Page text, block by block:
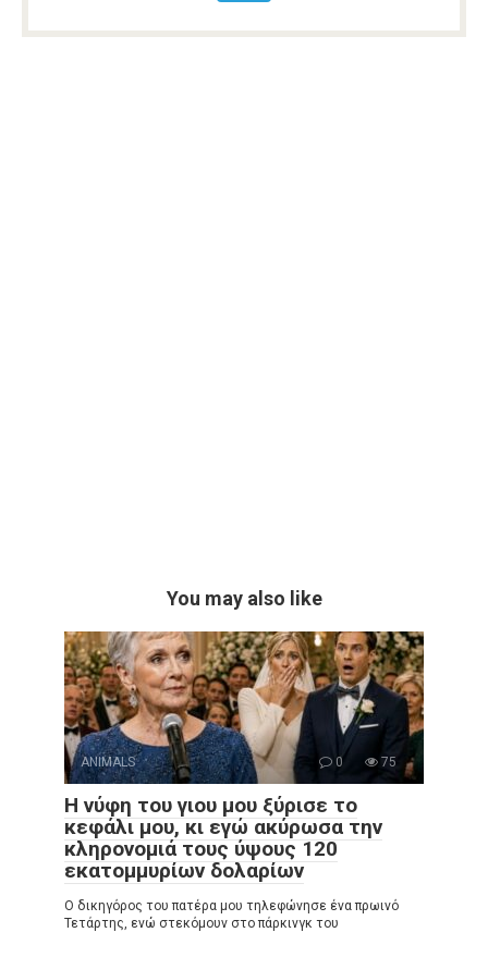
You may also like
ANIMALS 0 75
Η νύφη του γιου μου ξύρισε το
κεφάλι μου, κι εγώ ακύρωσα την
κληρονομιά τους ύψους 120
εκατομμυρίων δολαρίων
Ο δικηγόρος του πατέρα μου τηλεφώνησε ένα πρωινό
Τετάρτης, ενώ στεκόμουν στο πάρκινγκ του